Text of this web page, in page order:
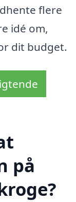
flere
idé om,
dit budget.
på